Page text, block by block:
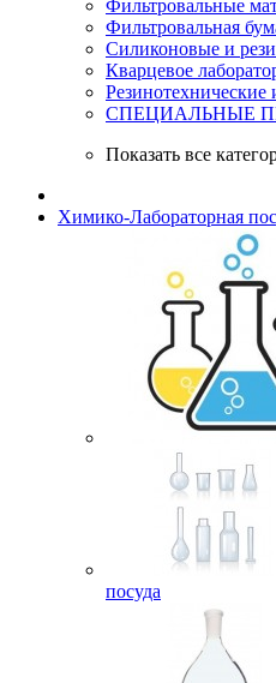
Фильтровальные
Фильтровальная
Силиконовые и
Кварцевое
Резинотехнические
СПЕЦИАЛЬНЫЕ
Показать все
Химико-Лабораторная
посуда